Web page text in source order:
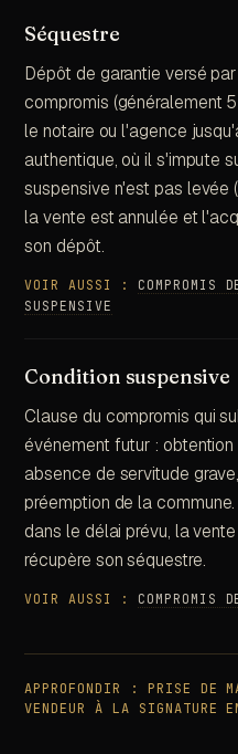
Séquestre
Dépôt de garantie versé
compromis (généralement
le notaire ou l'agence
authentique, où il s'impute
suspensive n'est pas levée
la vente est annulée et
son dépôt.
VOIR AUSSI : COMPROMIS
SUSPENSIVE
Condition suspensive
Clause du compromis qui
événement futur :
absence de servitude
préemption de la
dans le délai prévu, la
récupère son séquestre.
VOIR AUSSI : COMPROMIS
APPROFONDIR : PRISE DE
VENDEUR À LA SIGNATURE